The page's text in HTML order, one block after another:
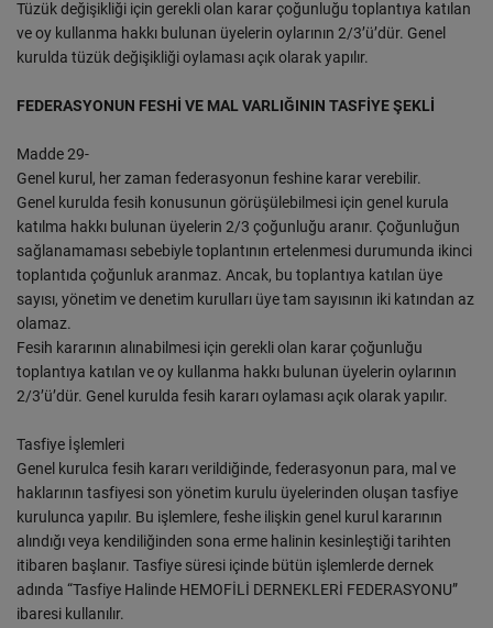
Tüzük değişikliği için gerekli olan karar çoğunluğu toplantıya katılan
ve oy kullanma hakkı bulunan üyelerin oylarının 2/3’ü’dür. Genel
kurulda tüzük değişikliği oylaması açık olarak yapılır.
FEDERASYONUN FESHİ VE MAL VARLIĞININ TASFİYE ŞEKLİ
Madde 29-
Genel kurul, her zaman federasyonun feshine karar verebilir.
Genel kurulda fesih konusunun görüşülebilmesi için genel kurula
katılma hakkı bulunan üyelerin 2/3 çoğunluğu aranır. Çoğunluğun
sağlanamaması sebebiyle toplantının ertelenmesi durumunda ikinci
toplantıda çoğunluk aranmaz. Ancak, bu toplantıya katılan üye
sayısı, yönetim ve denetim kurulları üye tam sayısının iki katından az
olamaz.
Fesih kararının alınabilmesi için gerekli olan karar çoğunluğu
toplantıya katılan ve oy kullanma hakkı bulunan üyelerin oylarının
2/3’ü’dür. Genel kurulda fesih kararı oylaması açık olarak yapılır.
Tasfiye İşlemleri
Genel kurulca fesih kararı verildiğinde, federasyonun para, mal ve
haklarının tasfiyesi son yönetim kurulu üyelerinden oluşan tasfiye
kurulunca yapılır. Bu işlemlere, feshe ilişkin genel kurul kararının
alındığı veya kendiliğinden sona erme halinin kesinleştiği tarihten
itibaren başlanır. Tasfiye süresi içinde bütün işlemlerde dernek
adında “Tasfiye Halinde HEMOFİLİ DERNEKLERİ FEDERASYONU”
ibaresi kullanılır.